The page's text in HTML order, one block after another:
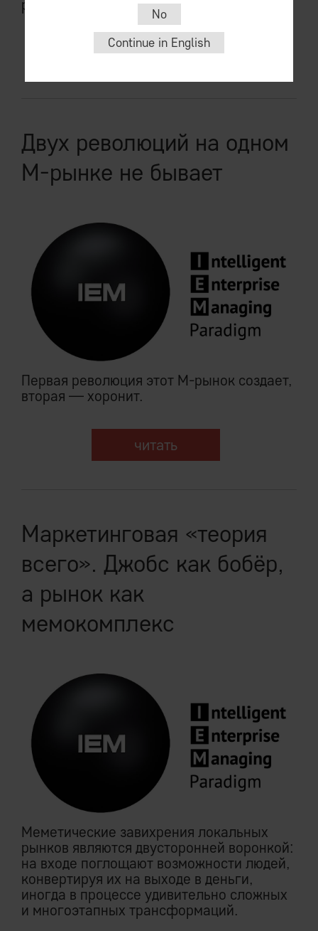
реальности.
читать
Двух революций на одном
М-рынке не бывает
Первая революция этот М-рынок создает,
вторая — хоронит.
читать
Маркетинговая «теория
всего». Джобс как бобёр,
а рынок как
мемокомплекс
Меметические завихрения локальных
рынков являются двусторонней воронкой:
на входе поглощают возможности людей,
конвертируя их на выходе в деньги,
иногда в процессе удивительно сложных
и многоэтапных трансформаций.
No
Continue in English